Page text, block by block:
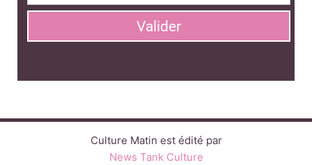
QUI SOMMES-NOUS ?
LINKEDINTWITTERFACEBOOK